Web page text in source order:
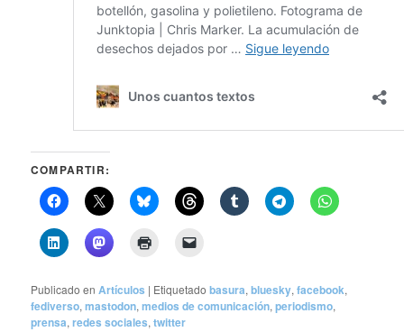
COMPARTIR:
Publicado en Artículos | Etiquetado basura,bluesky,facebook,
fediverso,mastodon,medios de comunicación,periodismo,
prensa,redes sociales,twitter